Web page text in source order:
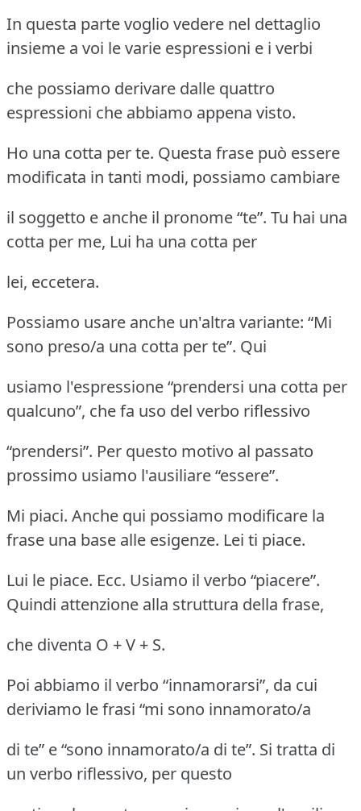
In questa parte voglio vedere nel dettaglio
insieme a voi le varie espressioni e i verbi
che possiamo derivare dalle quattro
espressioni che abbiamo appena visto.
Ho una cotta per te. Questa frase può essere
modificata in tanti modi, possiamo cambiare
il soggetto e anche il pronome “te”. Tu hai una
cotta per me, Lui ha una cotta per
lei, eccetera.
Possiamo usare anche un'altra variante: “Mi
sono preso/a una cotta per te”. Qui
usiamo l'espressione “prendersi una cotta per
qualcuno”, che fa uso del verbo riflessivo
“prendersi”. Per questo motivo al passato
prossimo usiamo l'ausiliare “essere”.
Mi piaci. Anche qui possiamo modificare la
frase una base alle esigenze. Lei ti piace.
Lui le piace. Ecc. Usiamo il verbo “piacere”.
Quindi attenzione alla struttura della frase,
che diventa O + V + S.
Poi abbiamo il verbo “innamorarsi”, da cui
deriviamo le frasi “mi sono innamorato/a
di te” e “sono innamorato/a di te”. Si tratta di
un verbo riflessivo, per questo